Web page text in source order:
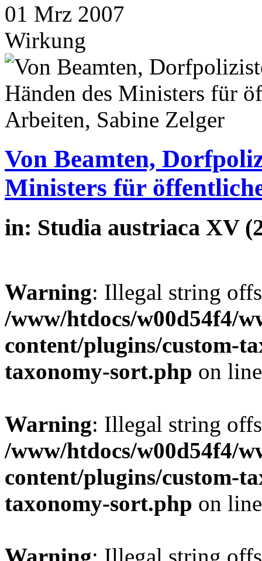
01 Mrz 2007
Wirkung
Von Beamten,
Ministers für
in: Studia austriaca XV
Warning: Illegal string
/www/htdocs/w00d54f4/
content/plugins/custom-
taxonomy-sort.php on
Warning: Illegal string
/www/htdocs/w00d54f4/
content/plugins/custom-
taxonomy-sort.php on
Warning: Illegal string